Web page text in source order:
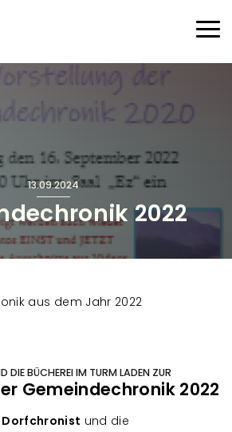
13.09.2024
2022
aus dem Jahr 2022
DIE BÜCHEREI IM TURM LADEN ZUR
Gemeindechronik 2022
Dorfchronist und die